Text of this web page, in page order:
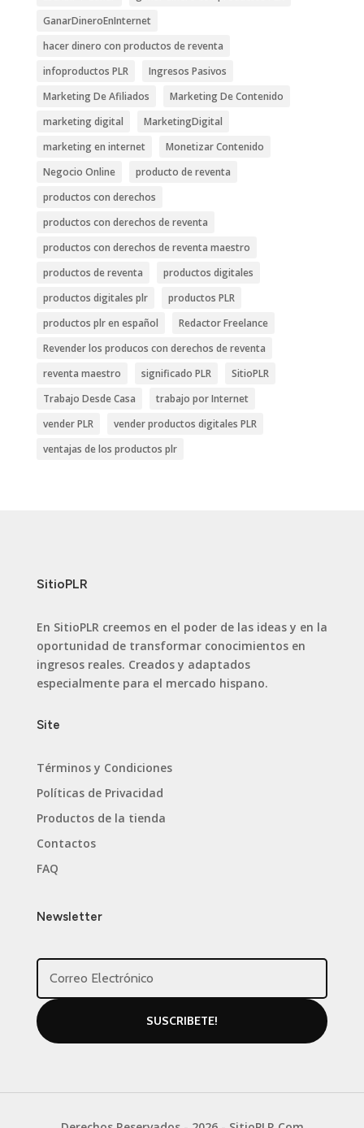
GanarDineroEnInternet
hacer dinero con productos de reventa
infoproductos PLR
Ingresos Pasivos
Marketing De Afiliados
Marketing De Contenido
marketing digital
MarketingDigital
marketing en internet
Monetizar Contenido
Negocio Online
producto de reventa
productos con derechos
productos con derechos de reventa
productos con derechos de reventa maestro
productos de reventa
productos digitales
productos digitales plr
productos PLR
productos plr en español
Redactor Freelance
Revender los producos con derechos de reventa
reventa maestro
significado PLR
SitioPLR
Trabajo Desde Casa
trabajo por Internet
vender PLR
vender productos digitales PLR
ventajas de los productos plr
SitioPLR
En SitioPLR creemos en el poder de las ideas y en la
oportunidad de transformar conocimientos en
ingresos reales. Creados y adaptados
especialmente para el mercado hispano.
Site
Términos y Condiciones
Políticas de Privacidad
Productos de la tienda
Contactos
FAQ
Newsletter
SUSCRIBETE!